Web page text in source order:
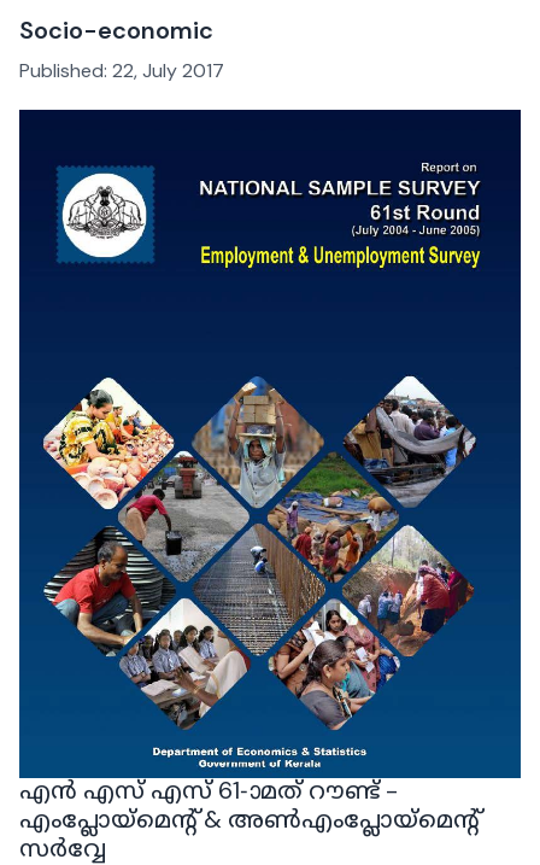
Socio-economic
Published: 22, July 2017
എൻ എസ് എസ് 61-ാമത് റൗണ്ട് -
എംപ്ലോയ്‌മെന്റ് & അൺഎംപ്ലോയ്‌മെന്റ്
സർവ്വേ